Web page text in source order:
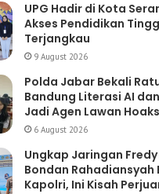
UPG Hadir di Kota
Akses Pendidikan
Terjangkau
9 August 2026
Polda Jabar Bekali
Bandung Literasi AI
Jadi Agen Lawan Hoaks
6 August 2026
Ungkap Jaringan
Bondan Rahadiansyah
Kapolri, Ini Kisah